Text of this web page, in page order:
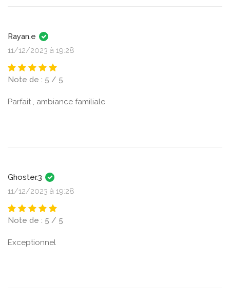
Rayan.e
11/12/2023 à 19:28
Note de : 5 / 5
Parfait , ambiance familiale
Ghoster.3
11/12/2023 à 19:28
Note de : 5 / 5
Exceptionnel